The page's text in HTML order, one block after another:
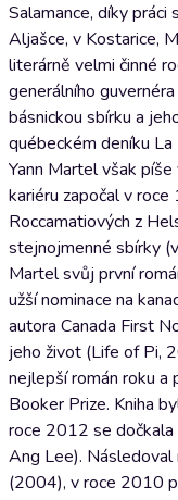
Salamance, díky
Aljašce, v Kostarice,
literárně velmi činné
generálního
básnickou sbírku a
québeckém deníku
Yann Martel však
kariéru započal v
Roccamatiových z
stejnojmenné sbírky
Martel svůj první
užší nominace na
autora Canada First
jeho život (Life of Pi,
nejlepší román roku a
Booker Prize. Kniha
roce 2012 se dočkala
Ang Lee).
(2004), v roce 2010